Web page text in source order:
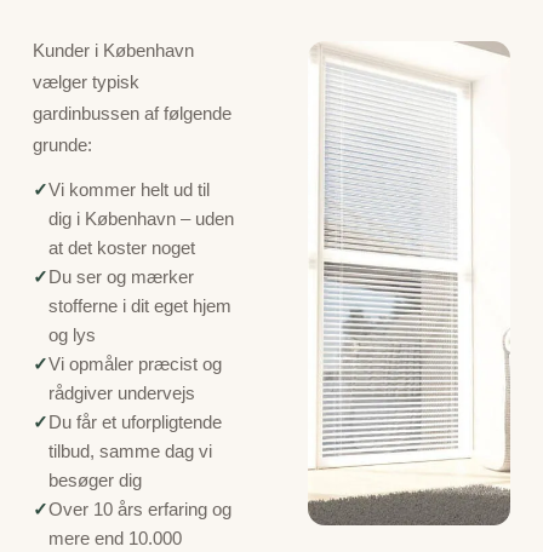
Kunder i København
vælger typisk
gardinbussen af følgende
grunde:
✓Vi kommer helt ud til
dig i København – uden
at det koster noget
✓Du ser og mærker
stofferne i dit eget hjem
og lys
✓Vi opmåler præcist og
rådgiver undervejs
✓Du får et uforpligtende
tilbud, samme dag vi
besøger dig
✓Over 10 års erfaring og
mere end 10.000